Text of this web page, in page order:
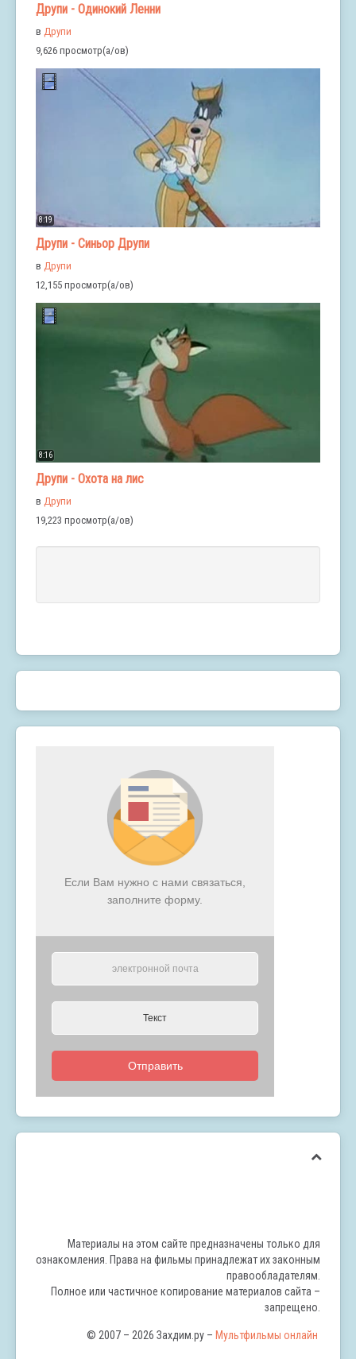
Друпи - Одинокий Ленни
в Друпи
9,626 просмотр(а/ов)
8:19
Друпи - Синьор Друпи
в Друпи
12,155 просмотр(а/ов)
8:16
Друпи - Охота на лис
в Друпи
19,223 просмотр(а/ов)
Если Вам нужно с нами связаться,
заполните форму.
Отправить
Материалы на этом сайте предназначены только для
ознакомления. Права на фильмы принадлежат их законным
правообладателям.
Полное или частичное копирование материалов сайта –
запрещено.
© 2007 – 2026 Захдим.ру – Мультфильмы онлайн